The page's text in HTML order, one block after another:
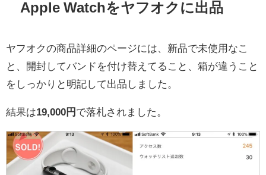
Apple Watchをヤフオクに出品
ヤフオクの商品詳細のページには、新品で未使用なこ
と、開封してバンドを付け替えてること、箱が違うこと
をしっかりと明記して出品しました。
結果は19,000円 で落札されました。